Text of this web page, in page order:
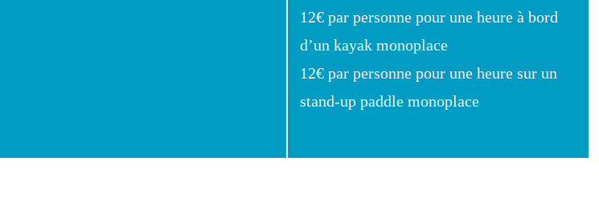
12€ par personne pour une heure à bord
d’un kayak monoplace
12€ par personne pour une heure sur un
stand-up paddle monoplace